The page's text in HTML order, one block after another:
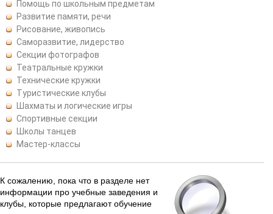
Помощь по школьным предметам
Развитие памяти, речи
Рисование, живопись
Саморазвитие, лидерство
Секции фотографов
Театральные кружки
Технические кружки
Туристические клубы
Шахматы и логические игры
Спортивные секции
Школы танцев
Мастер-классы
К сожалению, пока что в разделе нет
информации про учебные заведения и
клубы, которые предлагают обучение